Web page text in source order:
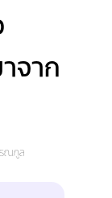
จาก
ณกูล